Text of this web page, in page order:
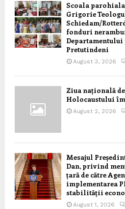
Scoala
Grigorie
Schiedam/
fonduri
Pretutindeni
August 3, 2026
Ziua națională
Holocaustului
August 2, 2026
Mesajul
Dan, privind
țară de către
implementarea
stabilității
August 1, 2026